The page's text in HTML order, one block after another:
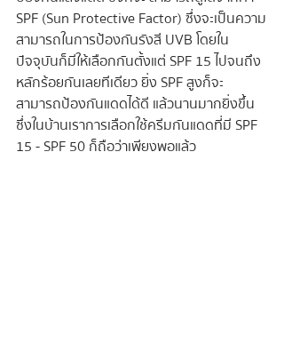
SPF (Sun Protective Factor) ซึ่งจะเป็นความ
สามารถในการป้องกันรังสี UVB โดยใน
ปัจจุบันก็มีให้เลือกกันตั้งแต่ SPF 15 ไปจนถึง
หลักร้อยกันเลยทีเดียว ยิ่ง SPF สูงก็จะ
สามารถป้องกันแดดได้ดี แล้วนานมากยิ่งขึ้น
ซึ่งในบ้านเราการเลือกใช้ครีมกันแดดที่มี SPF
15 - SPF 50 ก็ถือว่าเพียงพอแล้ว